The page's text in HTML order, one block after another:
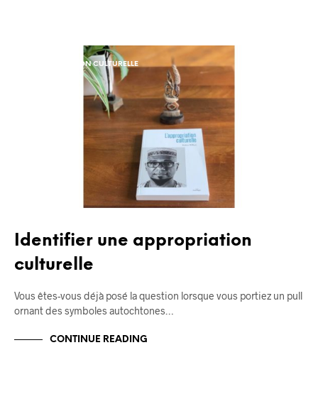
APPROPRIATION CULTURELLE
Identifier une appropriation
culturelle
Vous êtes-vous déjà posé la question lorsque vous portiez un pull
ornant des symboles autochtones…
CONTINUE READING